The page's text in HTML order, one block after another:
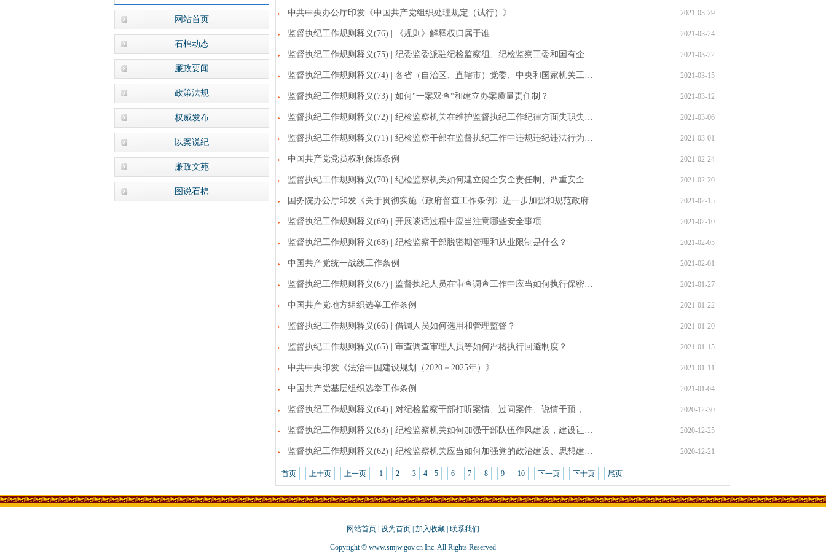
网站首页
石棉动态
廉政要闻
政策法规
权威发布
以案说纪
廉政文苑
图说石棉
中共中央办公厅印发《中国共产党组织处理规定（试行）》 2021-03-29
监督执纪工作规则释义(76) | 《规则》解释权归属于谁 2021-03-24
监督执纪工作规则释义(75) | 纪委监委派驻纪检监察组、纪检监察工委和国有企… 2021-03-22
监督执纪工作规则释义(74) | 各省（自治区、直辖市）党委、中央和国家机关工… 2021-03-15
监督执纪工作规则释义(73) | 如何"一案双查"和建立办案质量责任制？ 2021-03-12
监督执纪工作规则释义(72) | 纪检监察机关在维护监督执纪工作纪律方面失职失… 2021-03-06
监督执纪工作规则释义(71) | 纪检监察干部在监督执纪工作中违规违纪违法行为… 2021-03-01
中国共产党党员权利保障条例 2021-02-24
监督执纪工作规则释义(70) | 纪检监察机关如何建立健全安全责任制、严重安全… 2021-02-20
国务院办公厅印发《关于贯彻实施〈政府督查工作条例〉进一步加强和规范政府… 2021-02-15
监督执纪工作规则释义(69) | 开展谈话过程中应当注意哪些安全事项 2021-02-10
监督执纪工作规则释义(68) | 纪检监察干部脱密期管理和从业限制是什么？ 2021-02-05
中国共产党统一战线工作条例 2021-02-01
监督执纪工作规则释义(67) | 监督执纪人员在审查调查工作中应当如何执行保密… 2021-01-27
中国共产党地方组织选举工作条例 2021-01-22
监督执纪工作规则释义(66) | 借调人员如何选用和管理监督？ 2021-01-20
监督执纪工作规则释义(65) | 审查调查审理人员等如何严格执行回避制度？ 2021-01-15
中共中央印发《法治中国建设规划（2020－2025年）》 2021-01-11
中国共产党基层组织选举工作条例 2021-01-04
监督执纪工作规则释义(64) | 对纪检监察干部打听案情、过问案件、说情干预，… 2020-12-30
监督执纪工作规则释义(63) | 纪检监察机关如何加强干部队伍作风建设，建设让… 2020-12-25
监督执纪工作规则释义(62) | 纪检监察机关应当如何加强党的政治建设、思想建… 2020-12-21
首页 上十页 上一页 1 2 3 4 5 6 7 8 9 10 下一页 下十页 尾页
网站首页 设为首页 加入收藏 联系我们
Copyright © www.smjw.gov.cn Inc. All Rights Reserved